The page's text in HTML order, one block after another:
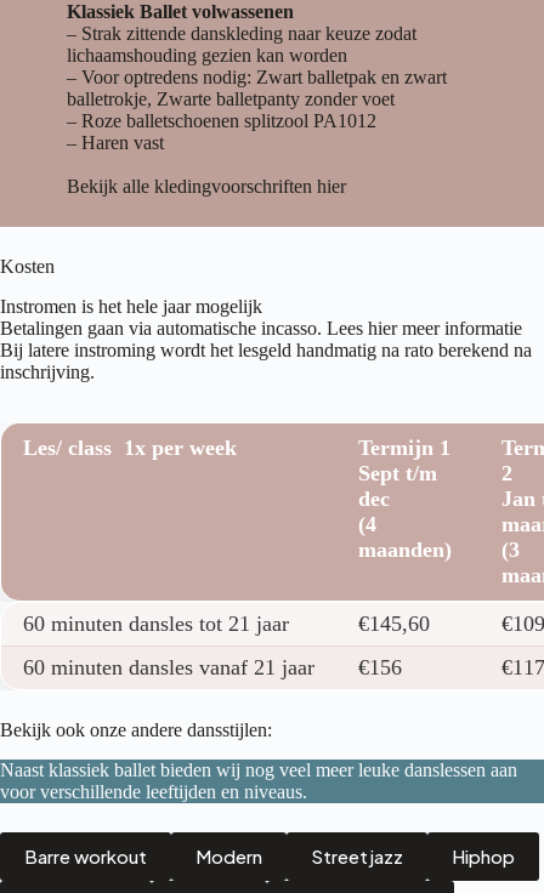
Klassiek Ballet volwassenen
– Strak zittende danskleding naar keuze zodat
lichaamshouding gezien kan worden
– Voor optredens nodig: Zwart balletpak en zwart
balletrokje, Zwarte balletpanty zonder voet
– Roze balletschoenen splitzool PA1012
– Haren vast
Bekijk alle kledingvoorschriften hier
Kosten
Instromen is het hele jaar mogelijk
Betalingen gaan via automatische incasso. Lees hier meer informatie
Bij latere instroming wordt het lesgeld handmatig na rato berekend na
inschrijving.
Les/ class 1x per week
Termijn 1
Sept t/m
dec
(4
maanden)
2
Jan
(3
Les/ class 1x per week
Termijn 1
Sept t/m
dec
2
Jan
60 minuten dansles tot 21 jaar €145,60
60 minuten dansles vanaf 21 jaar
€156 €117
Bekijk ook onze andere dansstijlen:
Naast klassiek ballet bieden wij nog veel meer leuke danslessen aan
voor verschillende leeftijden en niveaus.
Barre workout Modern Streetjazz Hiphop